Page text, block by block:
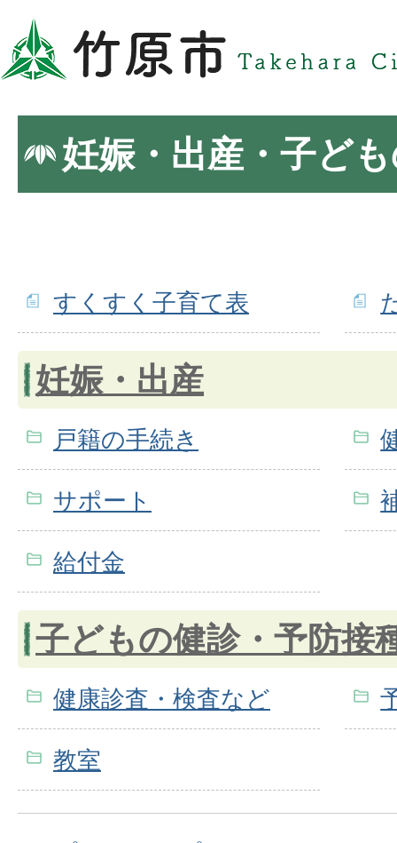
妊娠・出産・子ど
すくすく子育て表
妊娠・出産
戸籍の手続き
サポート
給付金
子どもの健診・予防接
健康診査・検査など
教室